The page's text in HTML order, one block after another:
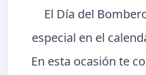
El Día del
especial en el
En esta ocasión te